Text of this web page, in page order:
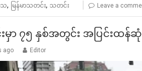
သ, မြန်မာသတင်း, သတင်း Leave a
မှာ ၇၅ နှစ်အတွင်း အပြင်းထ
ago Editor